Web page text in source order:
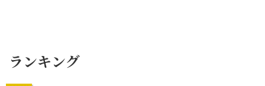
ランキング